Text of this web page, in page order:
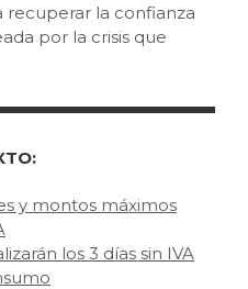
la confianza
por la crisis que
y montos máximos
los 3 días sin IVA